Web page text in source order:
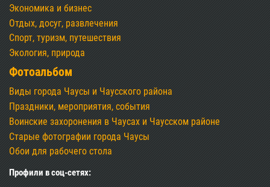
Экономика и бизнес
Отдых, досуг, развлечения
Спорт, туризм, путешествия
Экология, природа
Фотоальбом
Виды города Чаусы и Чаусского района
Праздники, мероприятия, события
Воинские захоронения в Чаусах и Чаусском районе
Старые фотографии города Чаусы
Обои для рабочего стола
Профили в соц-сетях: